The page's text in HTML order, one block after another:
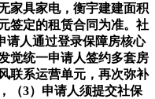
家具家电，衡宇建建面积
签定的租赁合同为准。社
请人通过登录保障房核心
觉统一申请人签约多套房
联系运营单元，再次弥补
（3）申请人须提交社保